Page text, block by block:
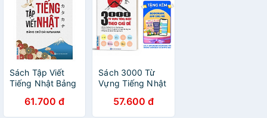
Sách Tập Viết
Tiếng Nhật Bảng
Katakana
61.700 đ
Sách 3000 Từ
Vựng Tiếng Nhật
57.600 đ